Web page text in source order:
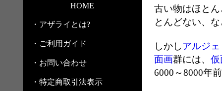
HOME
・アザライとは?
・ご利用ガイド
・お問い合わせ
・特定商取引法表示
古い物はほと
とんどない、
しかし アルジ
面画群には、 仮
6000～8000年